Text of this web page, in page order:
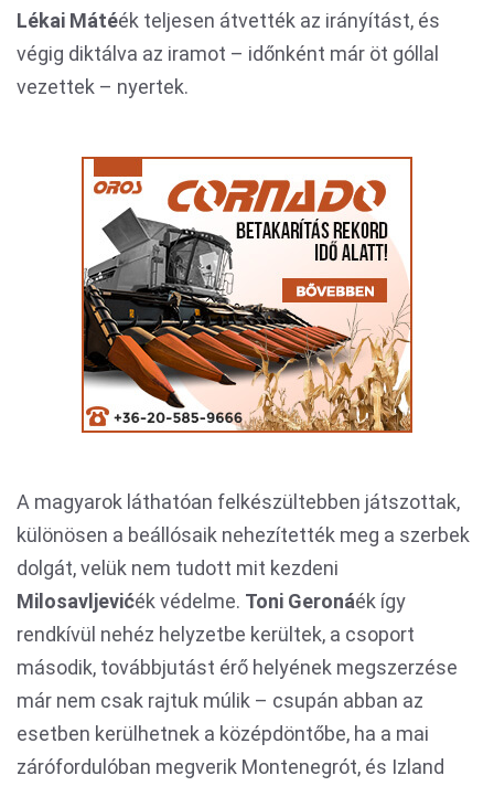
Lékai Mátéék teljesen átvették az irányítást, és
végig diktálva az iramot – időnként már öt góllal
vezettek – nyertek.
A magyarok láthatóan felkészültebben játszottak,
különösen a beállósaik nehezítették meg a szerbek
dolgát, velük nem tudott mit kezdeni
Milosavljevićék védelme. Toni Geronáék így
rendkívül nehéz helyzetbe kerültek, a csoport
második, továbbjutást érő helyének megszerzése
már nem csak rajtuk múlik – csupán abban az
esetben kerülhetnek a középdöntőbe, ha a mai
zárófordulóban megverik Montenegrót, és Izland